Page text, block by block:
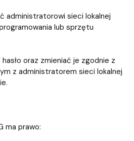
administratorowi sieci lokalnej
lub sprzętu
hasło oraz zmieniać je zgodnie z
z administratorem sieci lokalnej
ma prawo: